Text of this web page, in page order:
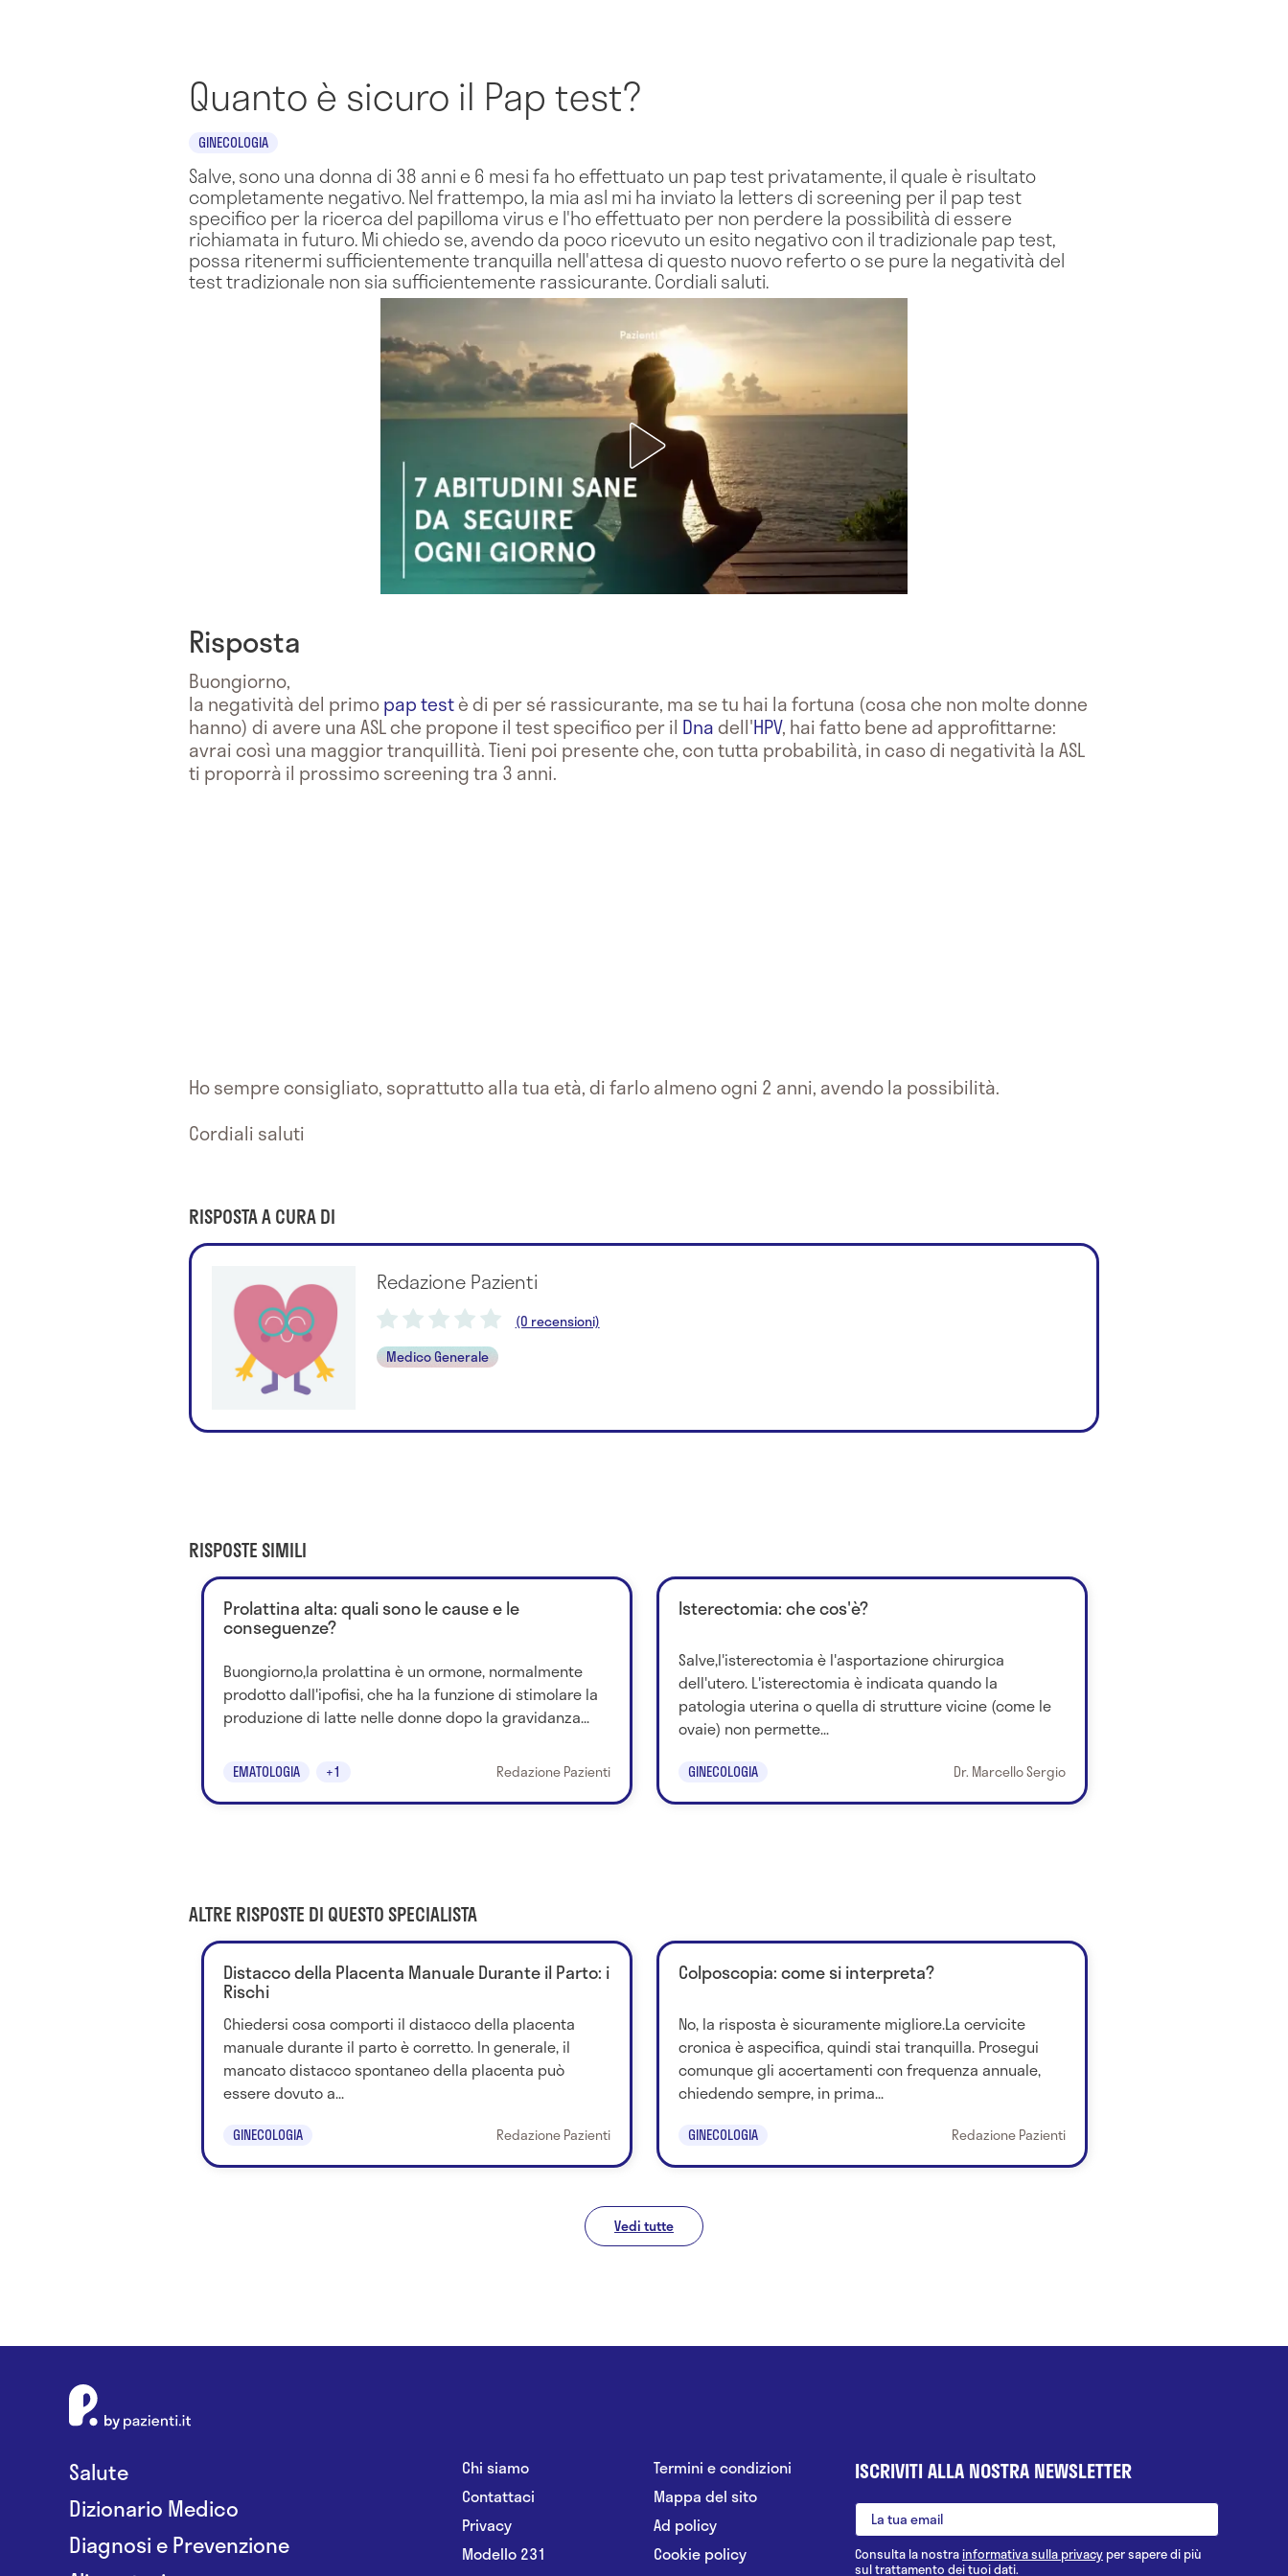
Quanto è sicuro il Pap test?
GINECOLOGIA
Salve, sono una donna di 38 anni e 6 mesi fa ho effettuato un pap test privatamente, il quale è risultato
completamente negativo. Nel frattempo, la mia asl mi ha inviato la letters di screening per il pap test
specifico per la ricerca del papilloma virus e l'ho effettuato per non perdere la possibilità di essere
richiamata in futuro. Mi chiedo se, avendo da poco ricevuto un esito negativo con il tradizionale pap test,
possa ritenermi sufficientemente tranquilla nell'attesa di questo nuovo referto o se pure la negatività del
test tradizionale non sia sufficientemente rassicurante. Cordiali saluti.
Risposta
Buongiorno,
la negatività del primopap testè di per sé rassicurante, ma se tu hai la fortuna (cosa che non molte donne
hanno) di avere una ASL che propone il test specifico per il Dnadell'HPV, hai fatto bene ad approfittarne:
avrai così una maggior tranquillità. Tieni poi presente che, con tutta probabilità, in caso di negatività la ASL
ti proporrà il prossimo screening tra 3 anni.
Ho sempre consigliato, soprattutto alla tua età, di farlo almeno ogni 2 anni, avendo la possibilità.
Cordiali saluti
RISPOSTA A CURA DI
Redazione Pazienti
(0 recensioni)
Medico Generale
RISPOSTE SIMILI
Prolattina alta: quali sono le cause e le
conseguenze?
Buongiorno,la prolattina è un ormone, normalmente
prodotto dall'ipofisi, che ha la funzione di stimolare la
produzione di latte nelle donne dopo la gravidanza...
EMATOLOGIA +1 Redazione Pazienti
Isterectomia: che cos'è?
Salve,l'isterectomia è l'asportazione chirurgica
dell'utero. L'isterectomia è indicata quando la
patologia uterina o quella di strutture vicine (come le
ovaie) non permette...
GINECOLOGIA Dr. Marcello Sergio
ALTRE RISPOSTE DI QUESTO SPECIALISTA
Distacco della Placenta Manuale Durante il Parto: i
Rischi
Chiedersi cosa comporti il distacco della placenta
manuale durante il parto è corretto. In generale, il
mancato distacco spontaneo della placenta può
essere dovuto a...
GINECOLOGIA Redazione Pazienti
Colposcopia: come si interpreta?
No, la risposta è sicuramente migliore.La cervicite
cronica è aspecifica, quindi stai tranquilla. Prosegui
comunque gli accertamenti con frequenza annuale,
chiedendo sempre, in prima...
GINECOLOGIA Redazione Pazienti
Vedi tutte
Salute
Dizionario Medico
Diagnosi e Prevenzione
Chi siamo
Contattaci
Privacy
Modello 231
Termini e condizioni
Mappa del sito
Ad policy
Cookie policy
ISCRIVITI ALLA NOSTRA NEWSLETTER
Consulta la nostrainformativa sulla privacy per sapere di più
sul trattamento dei tuoi dati.